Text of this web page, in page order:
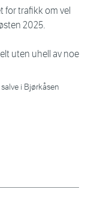
for trafikk om vel
2025.
i Bjørkåsen